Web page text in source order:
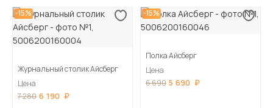
-15%
Журнальный столик Айсберг
Цена
7 280 6 190
-15%
Полка Айсберг
Цена
6 690 5 690